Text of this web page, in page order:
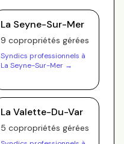
La Seyne-Sur-Mer
9 copropriétés gérées
Syndics professionnels à
La Seyne-Sur-Mer →
La Valette-Du-Var
5 copropriétés gérées